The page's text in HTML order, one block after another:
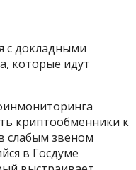
с докладными
которые идут
криптообменники к
слабым звеном
в Госдуме